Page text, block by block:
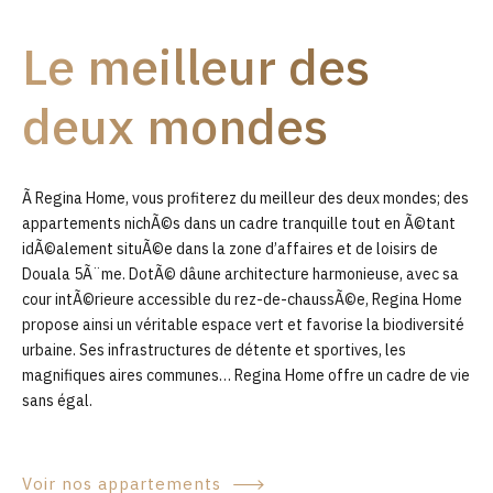
0
Le meilleur des
deux mondes
Ã Regina Home, vous profiterez du meilleur des deux mondes; des
appartements nichÃ©s dans un cadre tranquille tout en Ã©tant
idÃ©alement situÃ©e dans la zone d’affaires et de loisirs de
Douala 5Ã¨me. DotÃ© dâune architecture harmonieuse, avec sa
cour intÃ©rieure accessible du rez-de-chaussÃ©e, Regina Home
propose ainsi un véritable espace vert et favorise la biodiversité
urbaine. Ses infrastructures de détente et sportives, les
magnifiques aires communes… Regina Home offre un cadre de vie
sans égal.
Voir nos appartements